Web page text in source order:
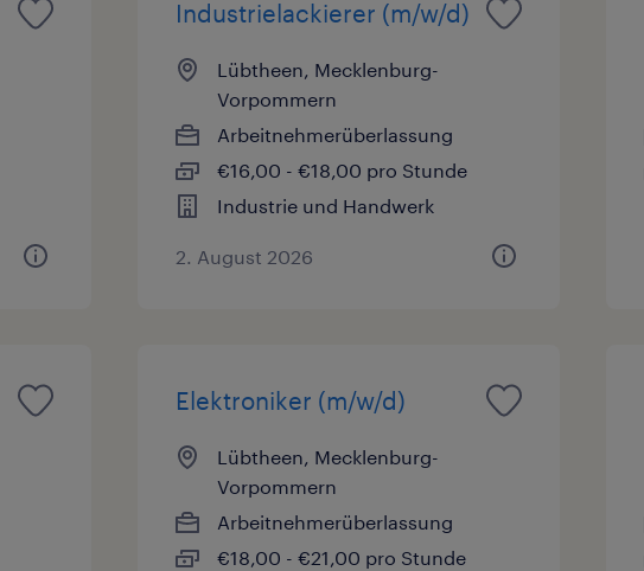
Industrielackierer (m/w/d)
Lübtheen, Mecklenburg-
Vorpommern
Arbeitnehmerüberlassung
€16,00 - €18,00 pro Stunde
Industrie und Handwerk
2. August 2026
Elektroniker (m/w/d)
Lübtheen, Mecklenburg-
Vorpommern
Arbeitnehmerüberlassung
€18,00 - €21,00 pro Stunde